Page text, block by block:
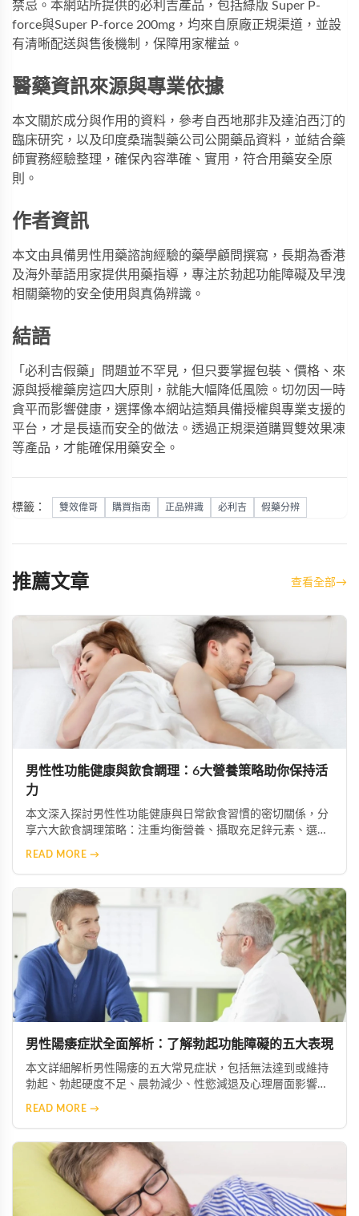
禁忌。本網站所提供的必利吉產品，包括綠版 Super P-
force與Super P-force 200mg ，均來自原廠正規渠道，並設
有清晰配送與售後機制，保障用家權益。
醫藥資訊來源與專業依據
本文關於成分與作用的資料，參考自西地那非及達泊西汀的
臨床研究，以及印度桑瑞製藥公司公開藥品資料，並結合藥
師實務經驗整理，確保內容準確、實用，符合用藥安全原
則。
作者資訊
本文由具備男性用藥諮詢經驗的藥學顧問撰寫，長期為香港
及海外華語用家提供用藥指導，專注於勃起功能障礙及早洩
相關藥物的安全使用與真偽辨識。
結語
「必利吉假藥」問題並不罕見，但只要掌握包裝、價格、來
源與授權藥房這四大原則，就能大幅降低風險。切勿因一時
貪平而影響健康，選擇像本網站這類具備授權與專業支援的
平台，才是長遠而安全的做法。透過正規渠道購買雙效果凍
等產品，才能確保用藥安全。
標籤： 雙效偉哥 購買指南 正品辨識 必利吉 假藥分辨
推薦文章 查看全部→
男性性功能健康與飲食調理：6大營養策略助你保持活
力
本文深入探討男性性功能健康與日常飲食習慣的密切關係，分
享六大飲食調理策略：注重均衡營養、攝取充足鋅元素、選擇
READ MORE →
男性陽痿症狀全面解析：了解勃起功能障礙的五大表現
本文詳細解析男性陽痿的五大常見症狀，包括無法達到或維持
勃起、勃起硬度不足、晨勃減少、性慾減退及心理層面影響。
READ MORE →